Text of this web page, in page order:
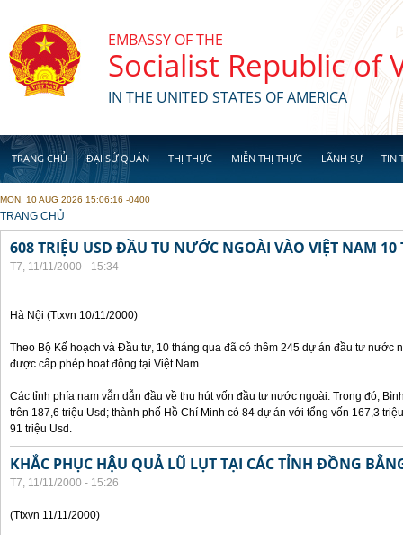
EMBASSY OF THE
Socialist Republic of
IN THE UNITED STATES OF AMERICA
TRANG CHỦ ĐẠI SỨ QUÁN THỊ THỰC MIỄN THỊ THỰC LÃNH SỰ TIN
MON, 10 AUG 2026 15:06:16 -0400
YOU ARE HERE
TRANG CHỦ
608 TRIỆU USD ĐẦU TU NƯỚC NGOÀI VÀO VIỆT NAM 10
T7, 11/11/2000 - 15:34
Hà Nội (Ttxvn 10/11/2000)
Theo Bộ Kế hoạch và Đầu tư, 10 tháng qua đã có thêm 245 dự án đầu tư nước
được cấp phép hoạt động tại Việt Nam.
Các tỉnh phía nam vẫn dẫn đầu về thu hút vốn đầu tư nước ngoài. Trong đó,
trên 187,6 triệu Usd; thành phố Hồ Chí Minh có 84 dự án với tổng vốn 167,3
91 triệu Usd.
KHẮC PHỤC HẬU QUẢ LŨ LỤT TẠI CÁC TỈNH ĐỒNG
T7, 11/11/2000 - 15:26
(Ttxvn 11/11/2000)